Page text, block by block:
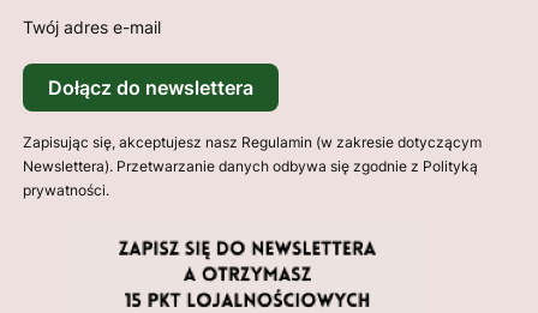
Twój adres e-mail
Dołącz do newslettera
Zapisując się, akceptujesz nasz Regulamin (w zakresie dotyczącym
Newslettera). Przetwarzanie danych odbywa się zgodnie z Polityką
prywatności.